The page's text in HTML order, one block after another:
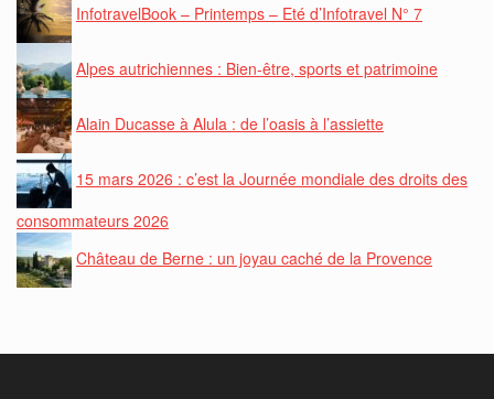
InfotravelBook – Printemps – Eté d’Infotravel N° 7
Alpes autrichiennes : Bien-être, sports et patrimoine
Alain Ducasse à Alula : de l’oasis à l’assiette
15 mars 2026 : c’est la Journée mondiale des droits des
consommateurs 2026
Château de Berne : un joyau caché de la Provence